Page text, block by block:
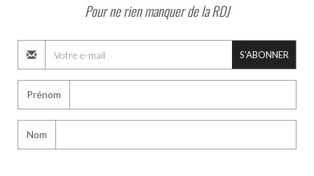
Pour ne rien manquer de la RDJ
S'ABONNER
Prénom
Nom